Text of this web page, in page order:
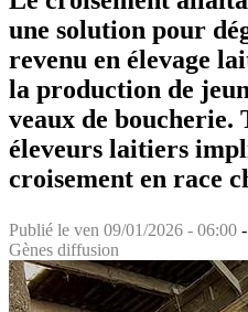
une solution pour
revenu en élevage
la production de
veaux de boucherie.
éleveurs laitiers
croisement en race
Publié le ven 09/01/2026 - 06:00
Gènes diffusion